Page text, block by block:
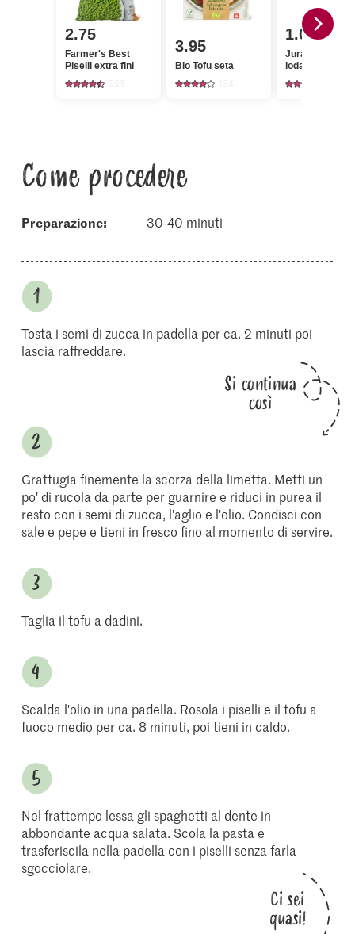
2.75
Farmer's Best
Piselli extra fini
3.95
Bio Tofu seta
1.05
Jura Sel Sale
iodato e
Come procedere
Preparazione: 30-40 minuti
Tosta i semi di zucca in padella per ca. 2 minuti poi
lascia raffreddare.
Si continua
così
Grattugia finemente la scorza della limetta. Metti un
po' di rucola da parte per guarnire e riduci in purea il
resto con i semi di zucca, l'aglio e l'olio. Condisci con
sale e pepe e tieni in fresco fino al momento di servire.
Taglia il tofu a dadini.
Scalda l'olio in una padella. Rosola i piselli e il tofu a
fuoco medio per ca. 8 minuti, poi tieni in caldo.
Nel frattempo lessa gli spaghetti al dente in
abbondante acqua salata. Scola la pasta e
trasferiscila nella padella con i piselli senza farla
sgocciolare.
Ci sei
quasi!